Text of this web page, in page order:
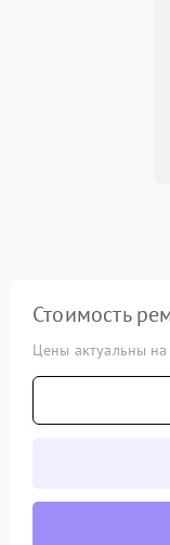
Стоимость
Цены актуальны